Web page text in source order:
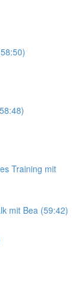
Training mit
mit Bea (59:42)